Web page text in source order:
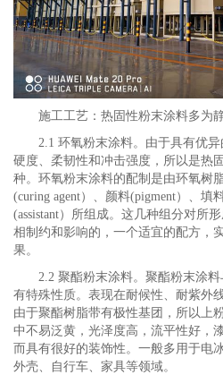
施工工艺：热固性粉末涂料多为
2.1 环氧粉末涂料。由于具有优
硬度、柔韧性和冲击强度，所以是热
种。环氧粉末涂料的配制是由环氧树
(curing agent）、颜料(pigment）、填
(assistant）所组成。这几种组分对所
相制约和影响的，一个适宜的配方，
果。
2.2 聚酯粉末涂料。聚酯粉末涂
有特殊性质。表现在耐候性、耐紫外
由于聚酯树脂带有极性基团，所以上
中不易泛黄，光泽度高，流平性好，
而具有很好的装饰性。一般多用于电
外壳、自行车、家具等领域。